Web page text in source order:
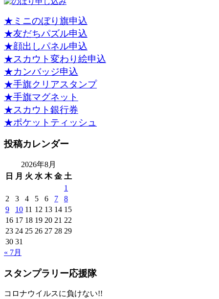
★ミニのぼり旗申込
★友だちパズル申込
★顔出しパネル申込
★スカウト変わり絵申込
★カンバッジ申込
★手旗クリアスタンプ
★手旗マグネット
★スカウト銀行券
★ポケットティッシュ
投稿カレンダー
2026年8月
日
月 火 水 木 金 土
1
2
3 4 5 6 7
8
9
10 11 12 13 14 15
16 17 18 19 20 21 22
23 24 25 26 27 28 29
30 31
« 7月
スタンプラリー応援隊
コロナウイルスに負けない!!